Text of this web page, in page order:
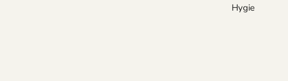
Hygie